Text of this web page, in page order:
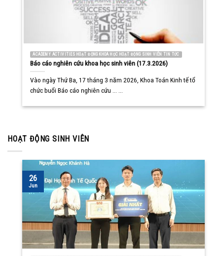
ACADEMY ACTIVITIES HOẠT ĐỘNG KHOA HỌC HOẠT ĐỘNG SINH VIÊN TIN TỨC
Báo cáo nghiên cứu khoa học sinh viên (17.3.2026)
Vào ngày Thứ Ba, 17 tháng 3 năm 2026, Khoa Toán Kinh tế tổ
chức buổi Báo cáo nghiên cứu ... ...
HOẠT ĐỘNG SINH VIÊN
26
Jun